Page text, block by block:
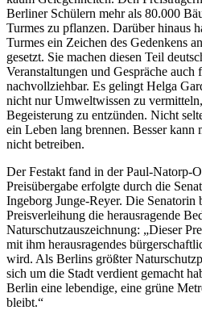
Berliner Schülern mehr als 80.000
Turmes zu pflanzen. Darüber hinaus
Turmes ein Zeichen des Gedenkens
gesetzt. Sie machen diesen Teil
Veranstaltungen und Gespräche auch
nachvollziehbar. Es gelingt Helga
nicht nur Umweltwissen zu
Begeisterung zu entzünden. Nicht
ein Leben lang brennen. Besser kann
nicht betreiben.
Der Festakt fand in der Paul-Natorp-
Preisübergabe erfolgte durch die
Ingeborg Junge-Reyer. Die Senatorin
Preisverleihung die herausragende
Naturschutzauszeichnung: „Dieser
mit ihm herausragendes
wird. Als Berlins größter
sich um die Stadt verdient gemacht
Berlin eine lebendige, eine grüne
bleibt.“